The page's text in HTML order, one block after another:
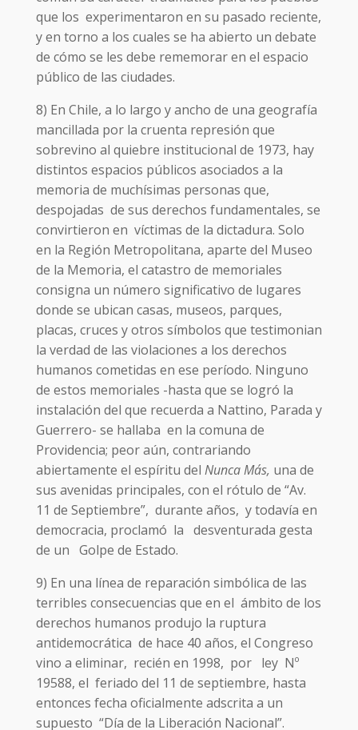
que los experimentaron en su pasado reciente,
y en torno a los cuales se ha abierto un debate
de cómo se les debe rememorar en el espacio
público de las ciudades.
8) En Chile, a lo largo y ancho de una geografía
mancillada por la cruenta represión que
sobrevino al quiebre institucional de 1973, hay
distintos espacios públicos asociados a la
memoria de muchísimas personas que,
despojadas de sus derechos fundamentales, se
convirtieron en víctimas de la dictadura. Solo
en la Región Metropolitana, aparte del Museo
de la Memoria, el catastro de memoriales
consigna un número significativo de lugares
donde se ubican casas, museos, parques,
placas, cruces y otros símbolos que testimonian
la verdad de las violaciones a los derechos
humanos cometidas en ese período. Ninguno
de estos memoriales -hasta que se logró la
instalación del que recuerda a Nattino, Parada y
Guerrero- se hallaba en la comuna de
Providencia; peor aún, contrariando
abiertamente el espíritu del Nunca Más, una de
sus avenidas principales, con el rótulo de “Av.
11 de Septiembre”, durante años, y todavía en
democracia, proclamó la desventurada gesta
de un Golpe de Estado.
9) En una línea de reparación simbólica de las
terribles consecuencias que en el ámbito de los
derechos humanos produjo la ruptura
antidemocrática de hace 40 años, el Congreso
vino a eliminar, recién en 1998, por ley Nº
19588, el feriado del 11 de septiembre, hasta
entonces fecha oficialmente adscrita a un
supuesto “Día de la Liberación Nacional”.